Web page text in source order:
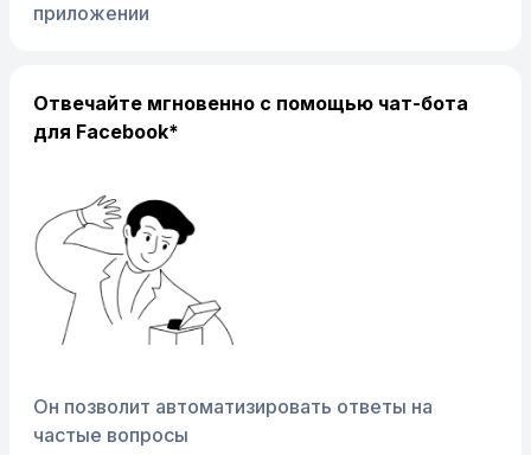
приложении
Отвечайте мгновенно с помощью чат-бота
для Facebook*
Он позволит автоматизировать ответы на
частые вопросы